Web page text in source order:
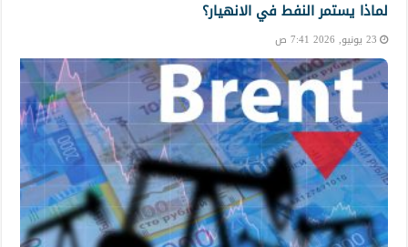
لماذا يستمر النفط في الانهيار؟
23 يونيو, 2026 7:41 ص